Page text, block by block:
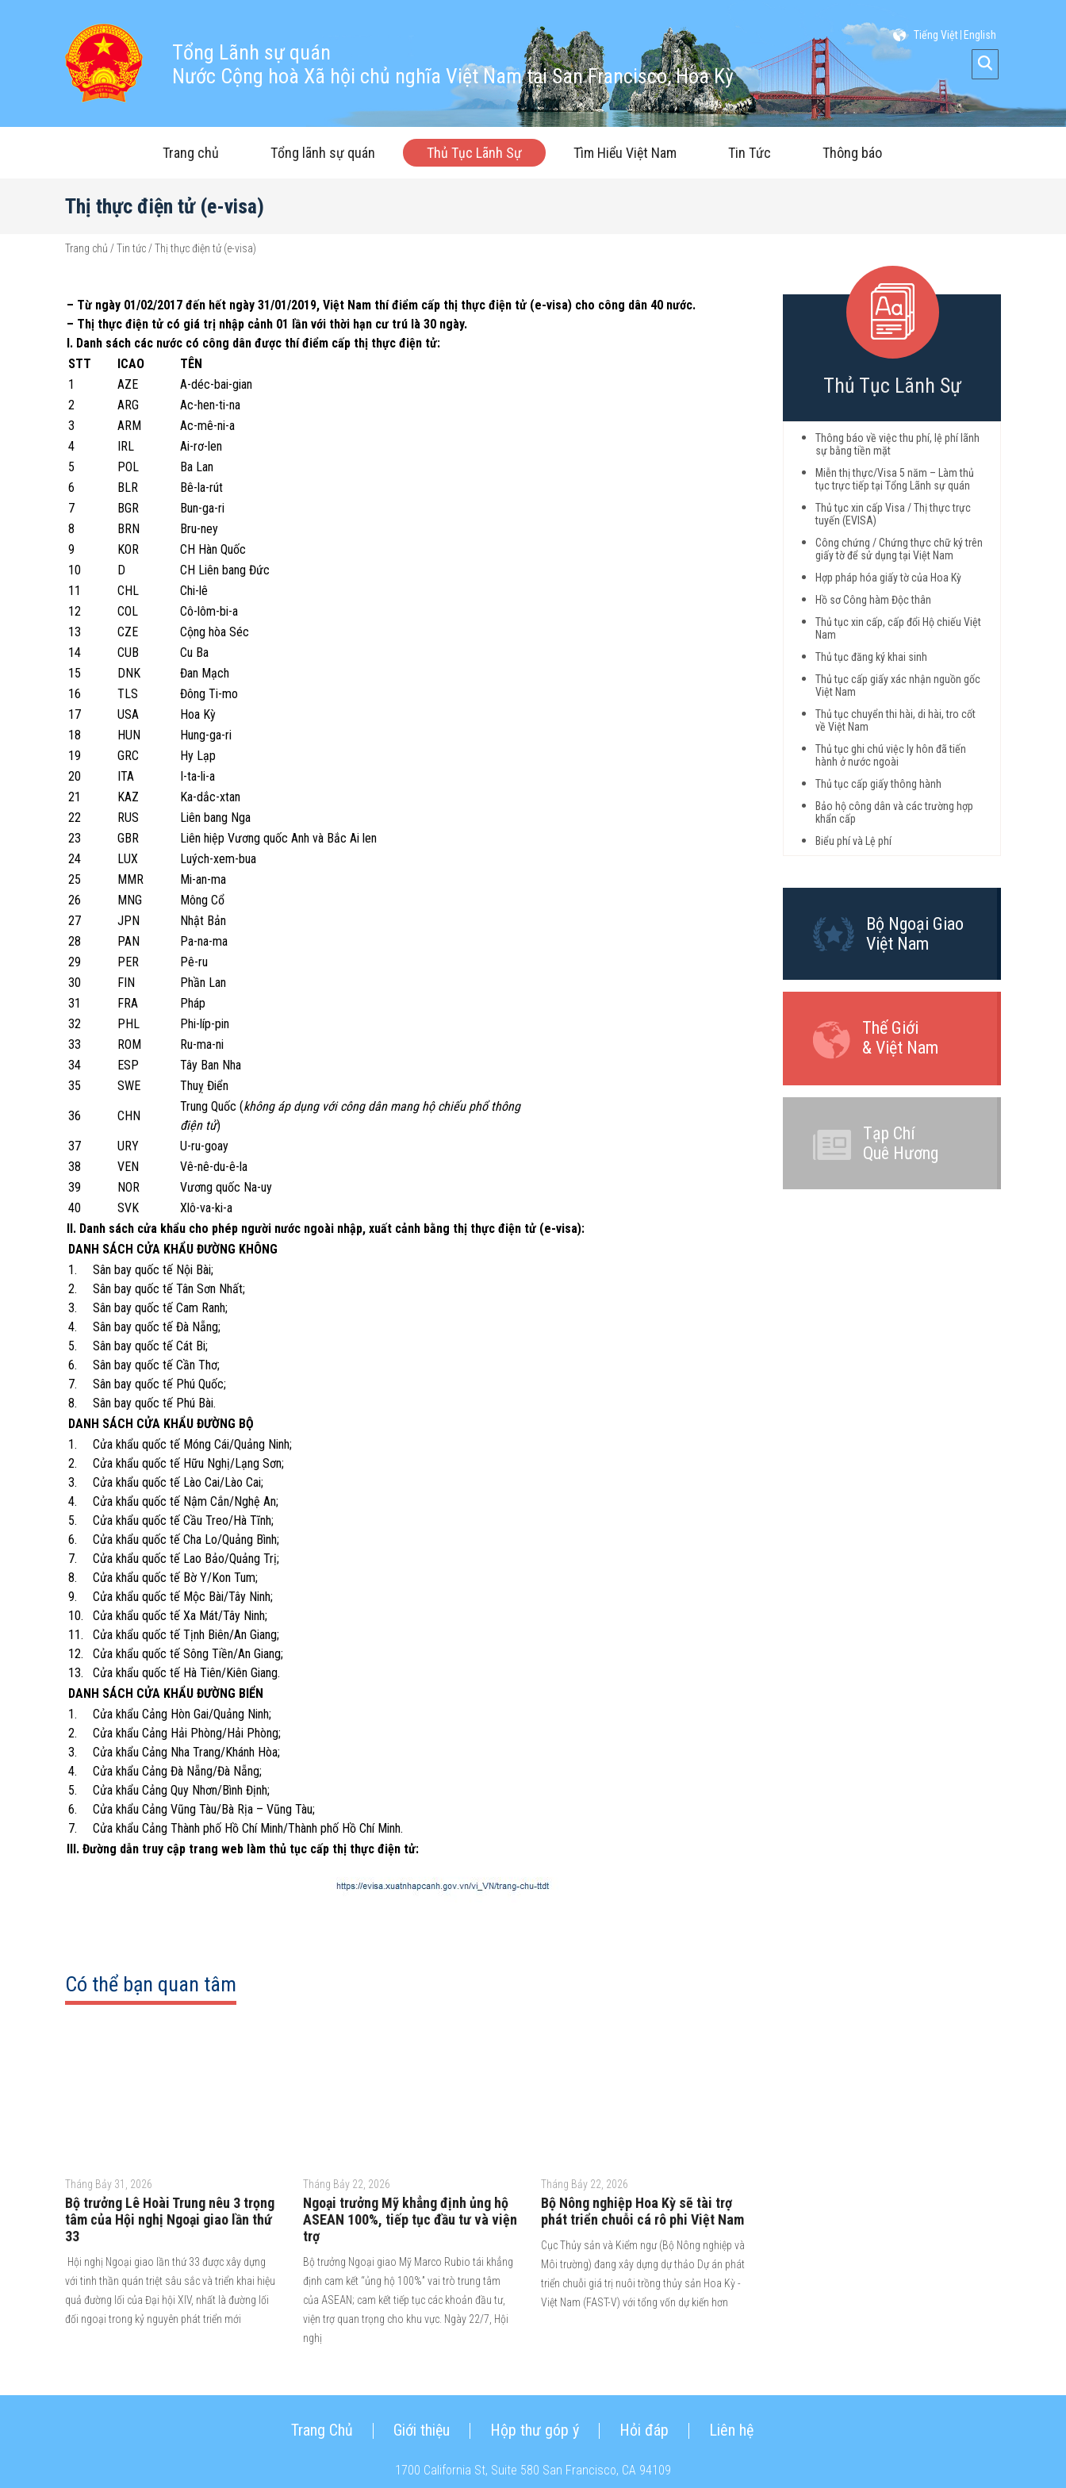
Tổng Lãnh sự quán
Nước Cộng hoà Xã hội chủ nghĩa Việt Nam tại San Francisco, Hoa Kỳ
Tiếng Việt English
Trang chủ Tổng lãnh sự quán Thủ Tục Lãnh Sự Tìm Hiểu Việt Nam Tin Tức Thông báo
Thị thực điện tử (e-visa)
Trang chủ /Tin tức /Thị thực điện tử (e-visa)
– Từ ngày 01/02/2017 đến hết ngày 31/01/2019, Việt Nam thí điểm cấp thị thực điện tử (e-visa) cho công dân 40 nước.
– Thị thực điện tử có giá trị nhập cảnh 01 lần với thời hạn cư trú là 30 ngày.
I. Danh sách các nước có công dân được thí điểm cấp thị thực điện tử:
STT
ICAO
TÊN
1
AZE
A-déc-bai-gian
2
ARG
Ac-hen-ti-na
3
ARM
Ac-mê-ni-a
4
IRL
Ai-rơ-len
5
POL
Ba Lan
6
BLR
Bê-la-rút
7
BGR
Bun-ga-ri
8
BRN
Bru-ney
9
KOR
CH Hàn Quốc
10
D
CH Liên bang Đức
11
CHL
Chi-lê
12
COL
Cô-lôm-bi-a
13
CZE
Cộng hòa Séc
14
CUB
Cu Ba
15
DNK
Đan Mạch
16
TLS
Đông Ti-mo
17
USA
Hoa Kỳ
18
HUN
Hung-ga-ri
19
GRC
Hy Lạp
20
ITA
I-ta-li-a
21
KAZ
Ka-dắc-xtan
22
RUS
Liên bang Nga
23
GBR
Liên hiệp Vương quốc Anh và Bắc Ai len
24
LUX
Luých-xem-bua
25
MMR
Mi-an-ma
26
MNG
Mông Cổ
27
JPN
Nhật Bản
28
PAN
Pa-na-ma
29
PER
Pê-ru
30
FIN
Phần Lan
31
FRA
Pháp
32
PHL
Phi-líp-pin
33
ROM
Ru-ma-ni
34
ESP
Tây Ban Nha
35
SWE
Thuỵ Điển
36
CHN
Trung Quốc (không áp dụng với công dân mang hộ chiếu phổ thông
điện tử)
37
URY
U-ru-goay
38
VEN
Vê-nê-du-ê-la
39
NOR
Vương quốc Na-uy
40
SVK
Xlô-va-ki-a
II. Danh sách cửa khẩu cho phép người nước ngoài nhập, xuất cảnh bằng thị thực điện tử (e-visa):
DANH SÁCH CỬA KHẨU ĐƯỜNG KHÔNG
1. Sân bay quốc tế Nội Bài;
2. Sân bay quốc tế Tân Sơn Nhất;
3. Sân bay quốc tế Cam Ranh;
4. Sân bay quốc tế Đà Nẵng;
5. Sân bay quốc tế Cát Bi;
6. Sân bay quốc tế Cần Thơ;
7. Sân bay quốc tế Phú Quốc;
8. Sân bay quốc tế Phú Bài.
DANH SÁCH CỬA KHẨU ĐƯỜNG BỘ
1. Cửa khẩu quốc tế Móng Cái/Quảng Ninh;
2. Cửa khẩu quốc tế Hữu Nghị/Lạng Sơn;
3. Cửa khẩu quốc tế Lào Cai/Lào Cai;
4. Cửa khẩu quốc tế Nậm Cắn/Nghệ An;
5. Cửa khẩu quốc tế Cầu Treo/Hà Tĩnh;
6. Cửa khẩu quốc tế Cha Lo/Quảng Bình;
7. Cửa khẩu quốc tế Lao Bảo/Quảng Trị;
8. Cửa khẩu quốc tế Bờ Y/Kon Tum;
9. Cửa khẩu quốc tế Mộc Bài/Tây Ninh;
10. Cửa khẩu quốc tế Xa Mát/Tây Ninh;
11. Cửa khẩu quốc tế Tịnh Biên/An Giang;
12. Cửa khẩu quốc tế Sông Tiền/An Giang;
13. Cửa khẩu quốc tế Hà Tiên/Kiên Giang.
DANH SÁCH CỬA KHẨU ĐƯỜNG BIỂN
1. Cửa khẩu Cảng Hòn Gai/Quảng Ninh;
2. Cửa khẩu Cảng Hải Phòng/Hải Phòng;
3. Cửa khẩu Cảng Nha Trang/Khánh Hòa;
4. Cửa khẩu Cảng Đà Nẵng/Đà Nẵng;
5. Cửa khẩu Cảng Quy Nhơn/Bình Định;
6. Cửa khẩu Cảng Vũng Tàu/Bà Rịa – Vũng Tàu;
7. Cửa khẩu Cảng Thành phố Hồ Chí Minh/Thành phố Hồ Chí Minh.
III. Đường dẫn truy cập trang web làm thủ tục cấp thị thực điện tử:
Có thể bạn quan tâm
Tháng Bảy 31, 2026
Bộ trưởng Lê Hoài Trung nêu 3 trọng
tâm của Hội nghị Ngoại giao lần thứ
33
Hội nghị Ngoại giao lần thứ 33 được xây dựng
với tinh thần quán triệt sâu sắc và triển khai hiệu
quả đường lối của Đại hội XIV, nhất là đường lối
đối ngoại trong kỷ nguyên phát triển mới
Tháng Bảy 22, 2026
Ngoại trưởng Mỹ khẳng định ủng hộ
ASEAN 100%, tiếp tục đầu tư và viện
trợ
Bộ trưởng Ngoại giao Mỹ Marco Rubio tái khẳng
định cam kết “ủng hộ 100%” vai trò trung tâm
của ASEAN; cam kết tiếp tục các khoản đầu tư,
viện trợ quan trọng cho khu vực. Ngày 22/7, Hội
nghị
Tháng Bảy 22, 2026
Bộ Nông nghiệp Hoa Kỳ sẽ tài trợ
phát triển chuỗi cá rô phi Việt Nam
Cục Thủy sản và Kiểm ngư (Bộ Nông nghiệp và
Môi trường) đang xây dựng dự thảo Dự án phát
triển chuỗi giá trị nuôi trồng thủy sản Hoa Kỳ -
Việt Nam (FAST-V) với tổng vốn dự kiến hơn
Thủ Tục Lãnh Sự
Thông báo về việc thu phí, lệ phí lãnh
sự bằng tiền mặt
Miễn thị thực/Visa 5 năm – Làm thủ
tục trực tiếp tại Tổng Lãnh sự quán
Thủ tục xin cấp Visa / Thị thực trực
tuyến (EVISA)
Công chứng / Chứng thực chữ ký trên
giấy tờ để sử dụng tại Việt Nam
Hợp pháp hóa giấy tờ của Hoa Kỳ
Hồ sơ Công hàm Độc thân
Thủ tục xin cấp, cấp đổi Hộ chiếu Việt
Nam
Thủ tục đăng ký khai sinh
Thủ tục cấp giấy xác nhận nguồn gốc
Việt Nam
Thủ tục chuyển thi hài, di hài, tro cốt
về Việt Nam
Thủ tục ghi chú việc ly hôn đã tiến
hành ở nước ngoài
Thủ tục cấp giấy thông hành
Bảo hộ công dân và các trường hợp
khẩn cấp
Biểu phí và Lệ phí
Bộ Ngoại Giao
Việt Nam
Thế Giới
& Việt Nam
Tạp Chí
Quê Hương
Trang Chủ Giới thiệu Hộp thư góp ý Hỏi đáp Liên hệ
1700 California St, Suite 580 San Francisco, CA 94109